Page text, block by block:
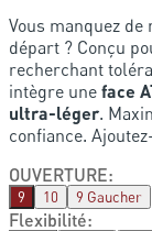
Vous manquez
départ ? Conçu
recherchant
intègre une face
ultra-léger.
confiance.
OUVERTURE:
9 10 9 Gaucher
Flexibilité: